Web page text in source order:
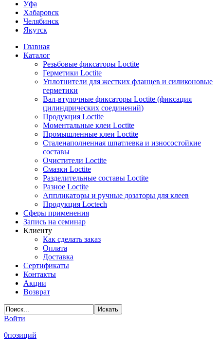
Уфа
Хабаровск
Челябинск
Якутск
Главная
Каталог
Резьбовые фиксаторы Loctite
Герметики Loctite
Уплотнители для жестких фланцев и силиконовые
герметики
Вал-втулочные фиксаторы Loctite (фиксация
цилиндрических соединений)
Продукция Loctite
Моментальные клеи Loctite
Промышленные клеи Loctite
Сталенаполненная шпатлевка и износостойкие
составы
Очистители Loctite
Смазки Loctite
Разделительные составы Loctite
Разное Loctite
Аппликаторы и ручные дозаторы для клеев
Продукция Loctech
Сферы применения
Запись на семинар
Клиенту
Как сделать заказ
Оплата
Доставка
Сертификаты
Контакты
Акции
Возврат
Войти
0позиций